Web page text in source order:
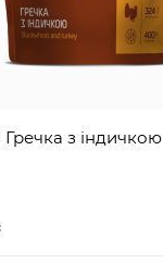
Гречка з індичкою